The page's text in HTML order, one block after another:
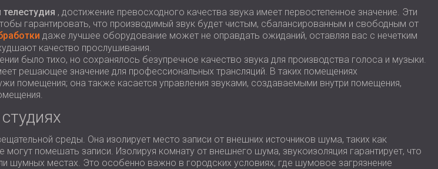
телестудия , достижение превосходного качества звука имеет первостепенное значение. Эти
гарантировать, что производимый звук будет чистым, сбалансированным и свободным от
даже лучшее оборудование может не оправдать ожиданий, оставляя вас с нечетким
качество прослушивания.
было тихо, но сохранялось безупречное качество звука для производства голоса и музыки.
решающее значение для профессиональных трансляций. В таких помещениях
помещения; она также касается управления звуками, создаваемыми внутри помещения,
среды. Она изолирует место записи от внешних источников шума, таких как
помешать записи. Изолируя комнату от внешнего шума, звукоизоляция гарантирует, что
шумных местах. Это особенно важно в городских условиях, где шумовое загрязнение